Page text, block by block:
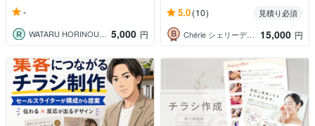
-
WATARU HORINOUCHI 5,000 円
5.0(10)
見積り必須
Chérie シェリーデザイン
15,000 円